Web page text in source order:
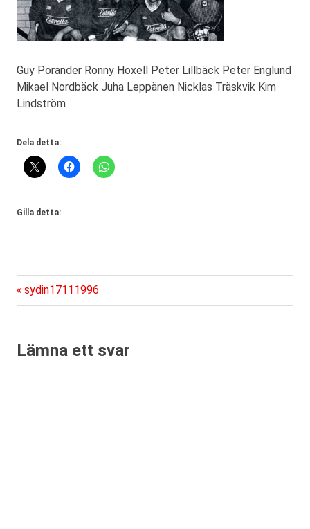
Guy Porander Ronny Hoxell Peter Lillbäck Peter Englund
Mikael Nordbäck Juha Leppänen Nicklas Träskvik Kim
Lindström
Dela detta:
Gilla detta:
Inläggsnavigering
Föregående
inlägg:
sydin17111996
Lämna ett svar